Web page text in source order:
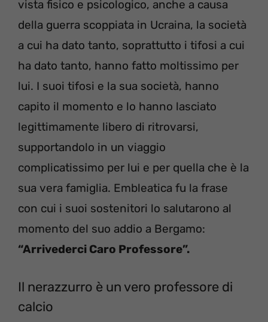
vista fisico e psicologico, anche a causa
della guerra scoppiata in Ucraina, la società
a cui ha dato tanto, soprattutto i tifosi a cui
ha dato tanto, hanno fatto moltissimo per
lui. I suoi tifosi e la sua società, hanno
capito il momento e lo hanno lasciato
legittimamente libero di ritrovarsi,
supportandolo in un viaggio
complicatissimo per lui e per quella che è la
sua vera famiglia. Embleatica fu la frase
con cui i suoi sostenitori lo salutarono al
momento del suo addio a Bergamo:
“Arrivederci Caro Professore”.
Il nerazzurro è un vero professore di
calcio